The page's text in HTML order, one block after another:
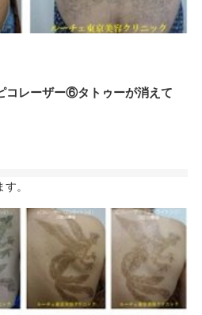
コレーザー⑥タトゥーが消えて
。